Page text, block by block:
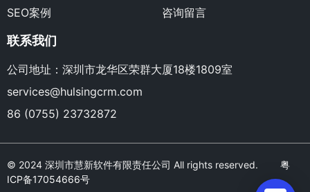
SEO案例
咨询留言
联系我们
公司地址：深圳市龙华区荣群大厦18楼1809室
services@hulsingcrm.com
86 (0755) 23732872
© 2024 深圳市慧新软件有限责任公司 All rights reserved. 粤
ICP备17054666号